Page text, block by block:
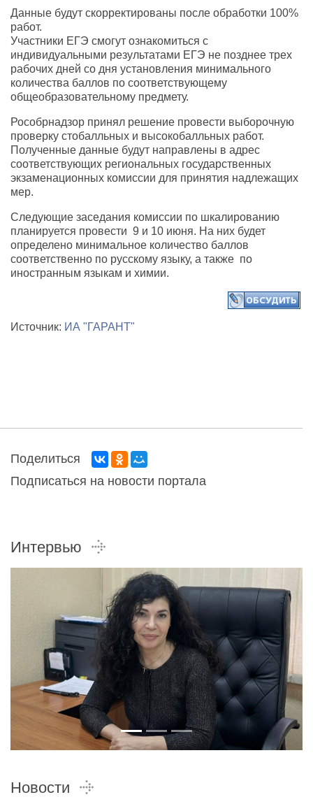
Данные будут скорректированы после обработки 100%
работ.
Участники ЕГЭ смогут ознакомиться с
индивидуальными результатами ЕГЭ не позднее трех
рабочих дней со дня установления минимального
количества баллов по соответствующему
общеобразовательному предмету.
Рособрнадзор принял решение провести выборочную
проверку стобалльных и высокобалльных работ.
Полученные данные будут направлены в адрес
соответствующих региональных государственных
экзаменационных комиссии для принятия надлежащих
мер.
Следующие заседания комиссии по шкалированию
планируется провести 9 и 10 июня. На них будет
определено минимальное количество баллов
соответственно по русскому языку, а также по
иностранным языкам и химии.
Источник: ИА "ГАРАНТ"
Поделиться
Подписаться на новости портала
Интервью
Новости